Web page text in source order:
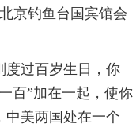
京钓鱼台国宾馆会
过百岁生日，你
百”加在一起，使你
中美两国处在一个